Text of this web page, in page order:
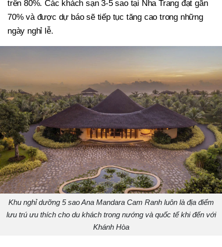
trên 80%. Các khách sạn 3-5 sao tại Nha Trang đạt gần
70% và được dự báo sẽ tiếp tục tăng cao trong những
ngày nghỉ lễ.
Khu nghỉ dưỡng 5 sao Ana Mandara Cam Ranh luôn là địa điểm
lưu trú ưu thích cho du khách trong nướng và quốc tế khi đến với
Khánh Hòa